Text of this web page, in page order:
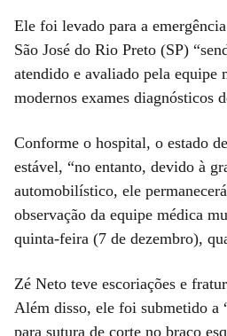
Ele foi levado para a
São José do Rio Preto (SP)
atendido e avaliado pela equipe
modernos exames diagnósticos
Conforme o hospital, o estado
estável, “no entanto, devido à
automobilístico, ele
observação da equipe médica
quinta-feira (7 de dezembro),
Zé Neto teve escoriações e
Além disso, ele foi submetido a
para sutura de corte no braço